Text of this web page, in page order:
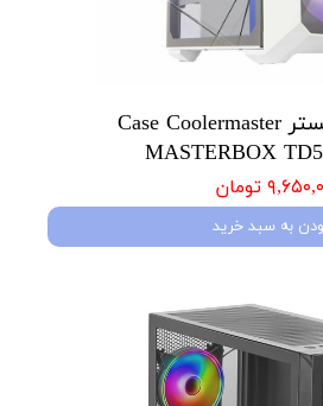
کیس کولر مستر Case Coolermaster
MASTERBOX
تومان
به سبد خرید